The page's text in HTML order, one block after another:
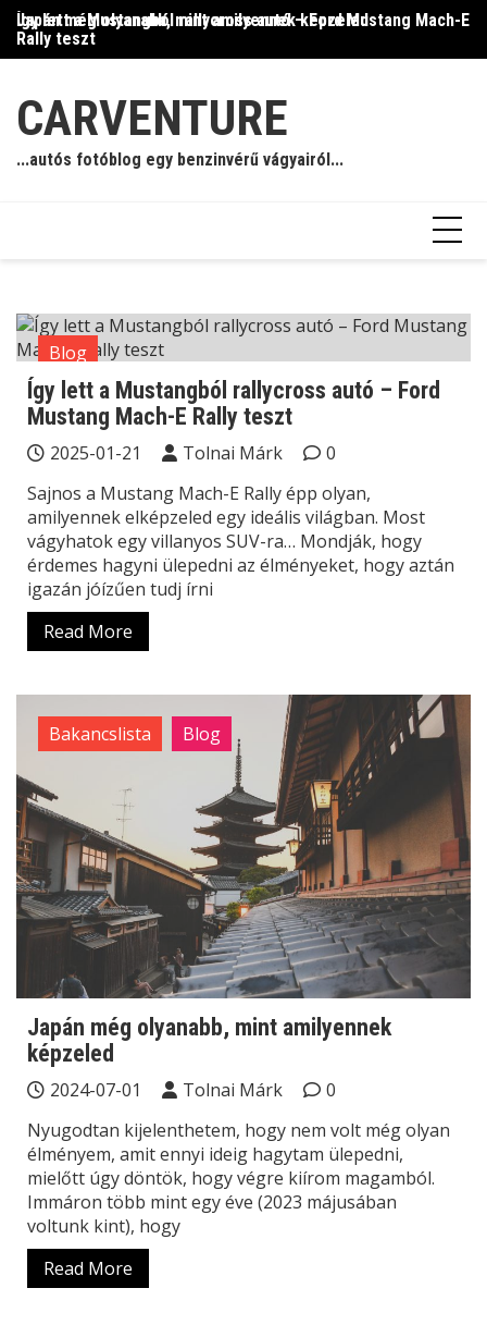
Skip
content
Így lett a Mustangból rallycross autó – Ford Mustang Mach-E
Rally teszt
Japán még olyanabb, mint amilyennek képzeled
CARVENTURE
...autós fotóblog egy benzinvérű vágyairól...
Blog
Így lett a Mustangból rallycross autó – Ford
Mustang Mach-E Rally teszt
2025-01-21 Tolnai Márk
0
Sajnos a Mustang Mach-E Rally épp olyan,
amilyennek elképzeled egy ideális világban. Most
vágyhatok egy villanyos SUV-ra… Mondják, hogy
érdemes hagyni ülepedni az élményeket, hogy aztán
igazán jóízűen tudj írni
Read More
Bakancslista Blog
Japán még olyanabb, mint amilyennek
képzeled
2024-07-01 Tolnai Márk
0
Nyugodtan kijelenthetem, hogy nem volt még olyan
élményem, amit ennyi ideig hagytam ülepedni,
mielőtt úgy döntök, hogy végre kiírom magamból.
Immáron több mint egy éve (2023 májusában
voltunk kint), hogy
Read More